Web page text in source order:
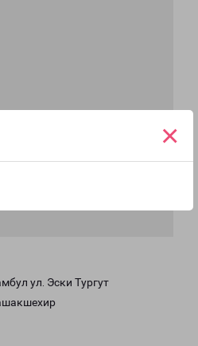
×
ул. Эски Тургут